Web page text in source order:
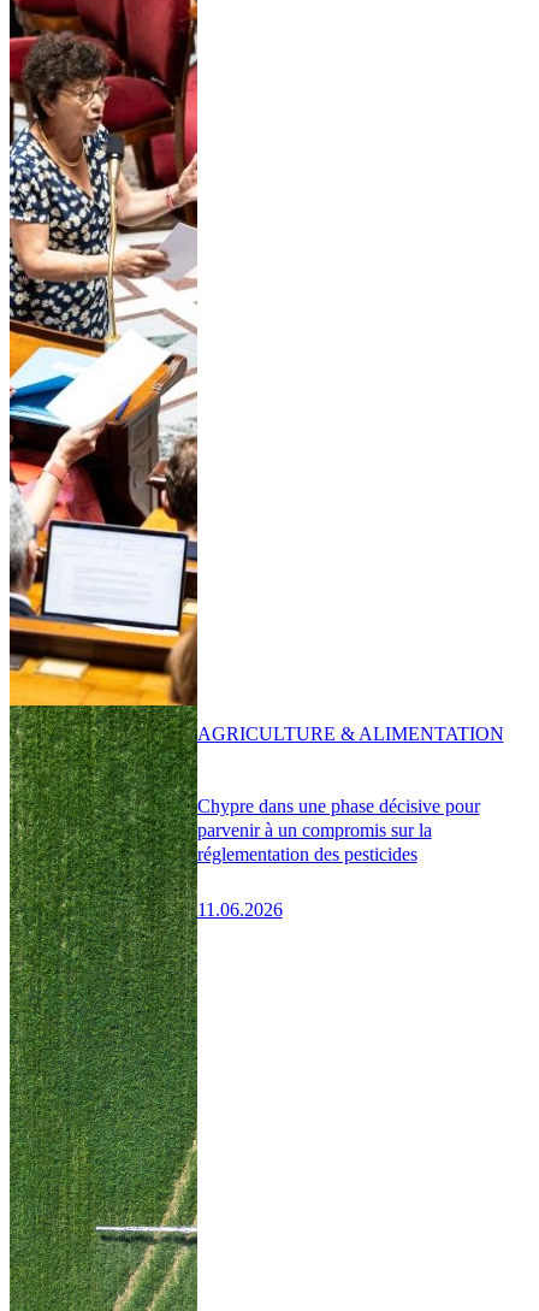
Chypre dans une phase décisive pour
parvenir à un compromis sur la
réglementation des pesticides
11.06.2026
AGRICULTURE & ALIMENTATION